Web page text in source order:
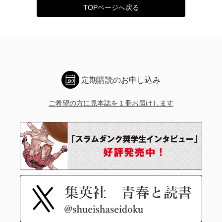
TOPページへ戻る
定期購読のお申し込み
ご希望の方に見本誌を１冊お届けします